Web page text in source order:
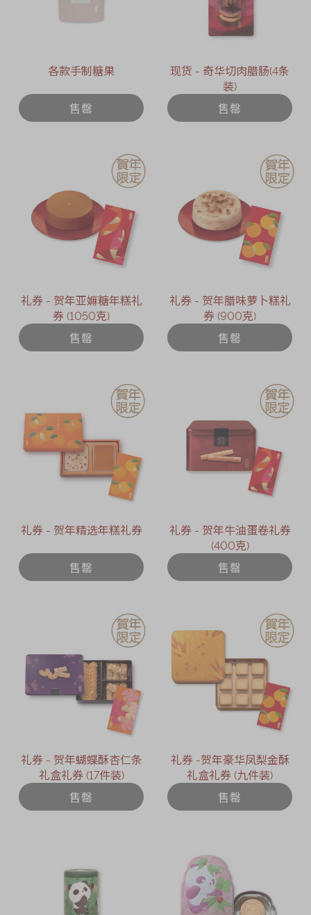
各款手制糖果
售罄
现货 - 奇华切肉腊肠(4条
装)
售罄
礼券 - 贺年亚嫲糖年糕礼
券 (1050克)
售罄
礼券 - 贺年腊味萝卜糕礼
券 (900克)
售罄
礼券 - 贺年精选年糕礼券
售罄
礼券 - 贺年牛油蛋卷礼券
(400克)
售罄
礼券 - 贺年蝴蝶酥杏仁条
礼盒礼券 (17件装)
售罄
礼券 -贺年豪华凤梨金酥
礼盒礼券 (九件装)
售罄